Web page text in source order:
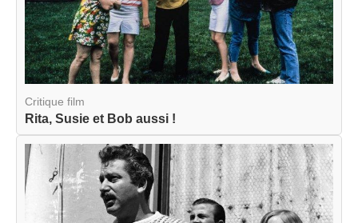
Critique film
Rita, Susie et Bob aussi !